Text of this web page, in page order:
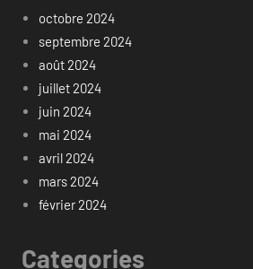
octobre 2024
septembre 2024
août 2024
juillet 2024
juin 2024
mai 2024
avril 2024
mars 2024
février 2024
Categories